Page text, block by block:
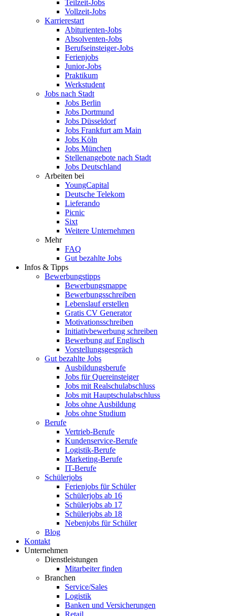
Teilzeit-Jobs
Vollzeit-Jobs
Karrierestart
Abiturienten-Jobs
Absolventen-Jobs
Berufseinsteiger-Jobs
Ferienjobs
Junior-Jobs
Praktikum
Werkstudent
Jobs nach Stadt
Jobs Berlin
Jobs Dortmund
Jobs Düsseldorf
Jobs Frankfurt am Main
Jobs Köln
Jobs München
Stellenangebote nach Stadt
Jobs Deutschland
Arbeiten bei
YoungCapital
Deutsche Telekom
Lieferando
Picnic
Sixt
Weitere Unternehmen
Mehr
FAQ
Gut bezahlte Jobs
Infos & Tipps
Bewerbungstipps
Bewerbungsmappe
Bewerbungsschreiben
Lebenslauf erstellen
Gratis CV Generator
Motivationsschreiben
Initiativbewerbung schreiben
Bewerbung auf Englisch
Vorstellungsgespräch
Gut bezahlte Jobs
Ausbildungsberufe
Jobs für Quereinsteiger
Jobs mit Realschulabschluss
Jobs mit Hauptschulabschluss
Jobs ohne Ausbildung
Jobs ohne Studium
Berufe
Vertrieb-Berufe
Kundenservice-Berufe
Logistik-Berufe
Marketing-Berufe
IT-Berufe
Schülerjobs
Ferienjobs für Schüler
Schülerjobs ab 16
Schülerjobs ab 17
Schülerjobs ab 18
Nebenjobs für Schüler
Blog
Kontakt
Unternehmen
Dienstleistungen
Mitarbeiter finden
Branchen
Service/Sales
Logistik
Banken und Versicherungen
Retail